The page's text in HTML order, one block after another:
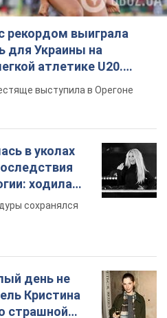
рекордом выиграла
для Украины на
атлетике U20.
выступила в Орегоне
в уколах
ходила
сохранялся
день не
Кристина
страшной